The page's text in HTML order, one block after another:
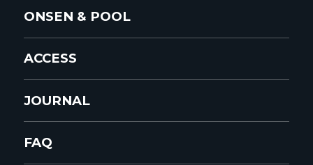
ONSEN & POOL
ACCESS
JOURNAL
FAQ